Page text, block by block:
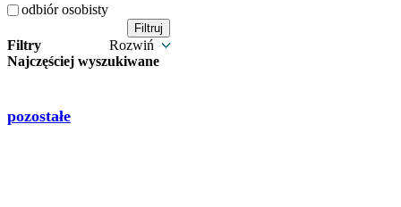
odbiór osobisty
Filtry
Rozwiń
Najczęściej wyszukiwane
pozostałe